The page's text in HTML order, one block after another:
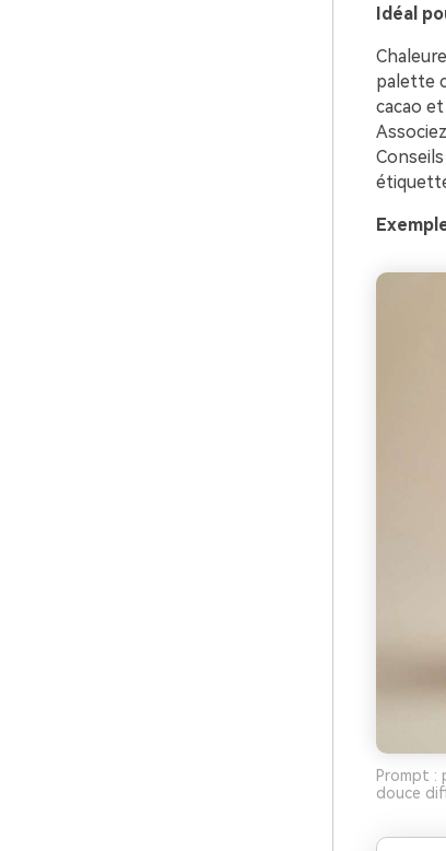
Idéal
palette
cacao
Prompt :
douce